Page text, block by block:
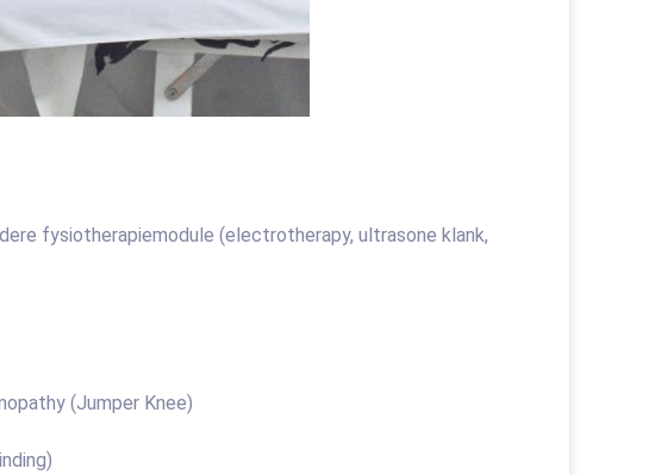
fysiotherapiemodule (electrotherapy, ultrasone klank,
(Jumper Knee)